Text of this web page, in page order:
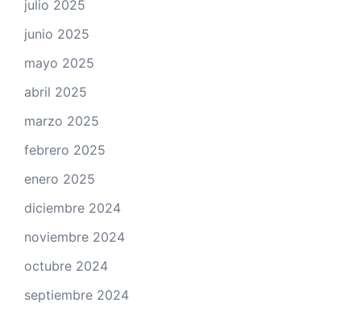
julio 2025
junio 2025
mayo 2025
abril 2025
marzo 2025
febrero 2025
enero 2025
diciembre 2024
noviembre 2024
octubre 2024
septiembre 2024